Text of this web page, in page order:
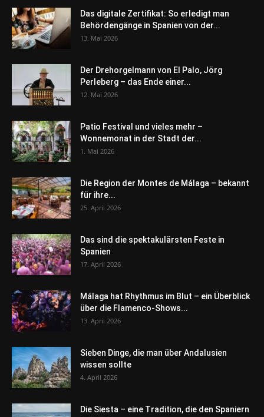
Das digitale Zertifikat: So erledigt man
Behördengänge in Spanien von der...
13. Mai 2026
Der Drehorgelmann von El Palo, Jörg
Perleberg – das Ende einer...
12. Mai 2026
Patio Festival und vieles mehr –
Wonnemonat in der Stadt der...
1. Mai 2026
Die Region der Montes de Málaga – bekannt
für ihre...
25. April 2026
Das sind die spektakulärsten Feste in
Spanien
17. April 2026
Málaga hat Rhythmus im Blut – ein Überblick
über die Flamenco-Shows...
13. April 2026
Sieben Dinge, die man über Andalusien
wissen sollte
4. April 2026
Die Siesta – eine Tradition, die den Spaniern